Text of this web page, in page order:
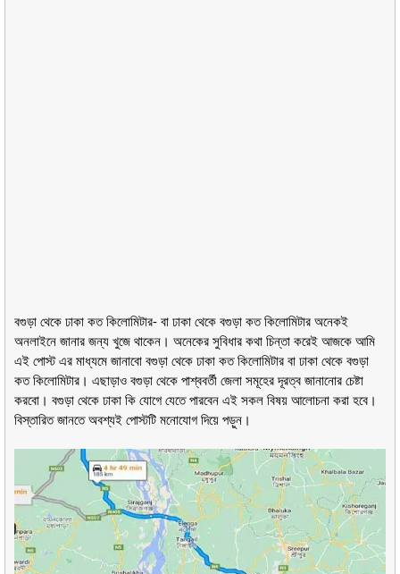
বগুড়া থেকে ঢাকা কত কিলোমিটার- বা ঢাকা থেকে বগুড়া কত কিলোমিটার অনেকই
অনলাইনে জানার জন্য খুজে থাকেন। অনেকের সুবিধার কথা চিন্তা করেই আজকে আমি
এই পোস্ট এর মাধ্যমে জানাবো বগুড়া থেকে ঢাকা কত কিলোমিটার বা ঢাকা থেকে বগুড়া
কত কিলোমিটার। এছাড়াও বগুড়া থেকে পাশ্ববর্তী জেলা সমূহের দূরত্ব জানানোর চেষ্টা
করবো। বগুড়া থেকে ঢাকা কি যোগে যেতে পারবেন এই সকল বিষয় আলোচনা করা হবে।
বিস্তারিত জানতে অবশ্যই পোস্টটি মনোযোগ দিয়ে পড়ুন।